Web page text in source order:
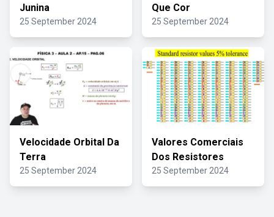
Junina
25 September 2024
Que Cor
25 September 2024
Velocidade Orbital Da
Terra
25 September 2024
Valores Comerciais
Dos Resistores
25 September 2024